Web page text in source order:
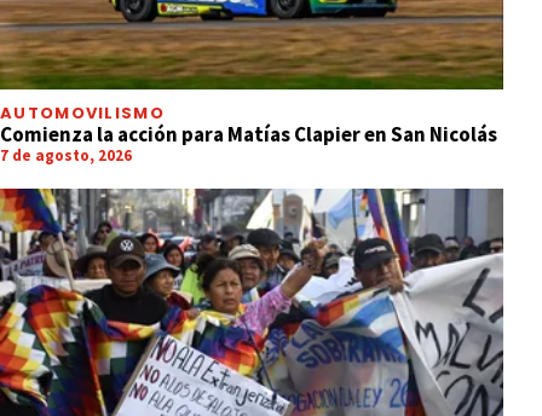
INFORMACIÓN GENERAL
Rescatan un yacaré atrapado en una
represa
AUTOMOVILISMO
Comienza la acción para Matías Clapier en San Nicolás
7 de agosto, 2026